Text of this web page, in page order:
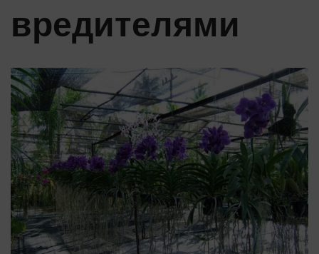
вредителями